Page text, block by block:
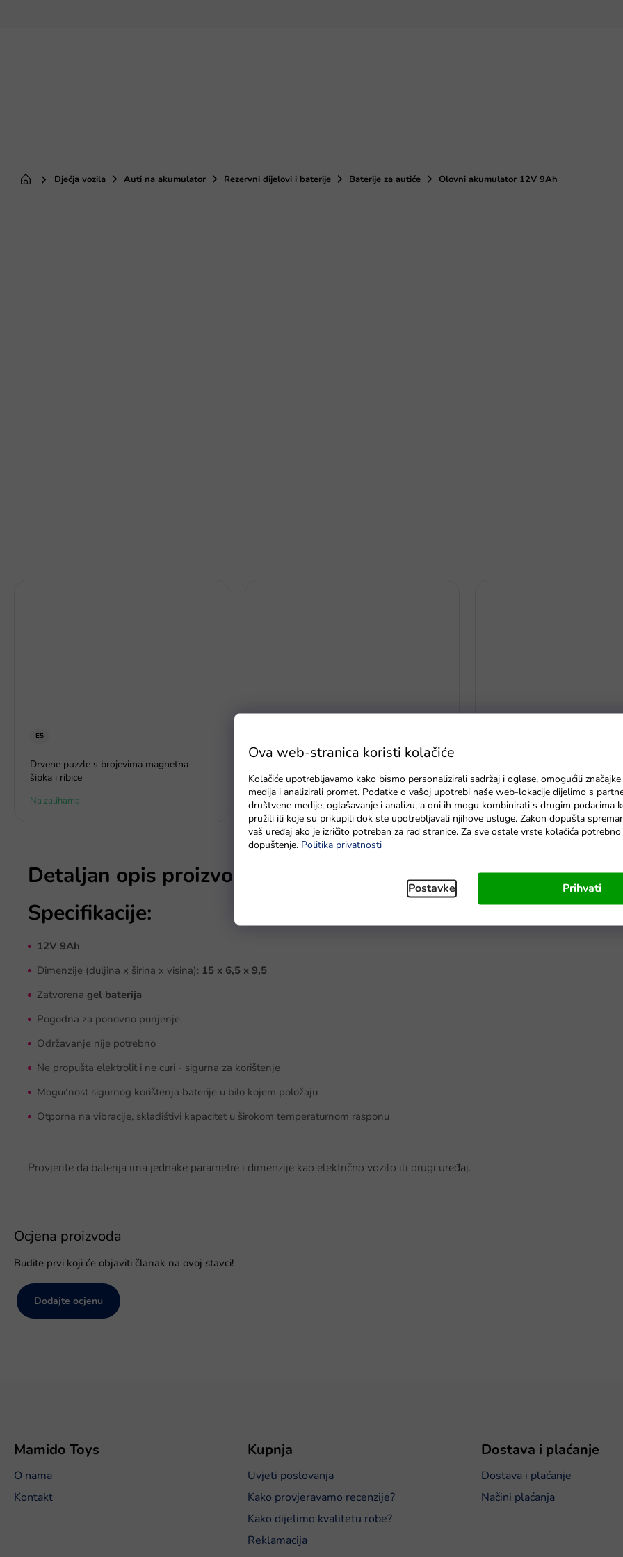
Ova web-stranica koristi kolačiće
Kolačiće upotrebljavamo kako bismo personalizirali sadržaj i oglase, omogućili
medija i analizirali promet. Podatke o vašoj upotrebi naše web-lokacije dijelimo s
društvene medije, oglašavanje i analizu, a oni ih mogu kombinirati s drugim podacima
pružili ili koje su prikupili dok ste upotrebljavali njihove usluge. Zakon dopušta
vaš uređaj ako je izričito potreban za rad stranice. Za sve ostale vrste kolačića
dopuštenje. Politika privatnosti
Postavke Prihvati
PočetnaDječja vozila Auti na akumulator Rezervni dijelovi i baterije Baterije za autiće Olovni akumulator 12V 9Ah
E5
Drvene puzzle s brojevima magnetna
šipka i ribice
Na zalihama
Auto na akumulator BLT-688 bijeli
Na zalihi - dostava do 6 dana Na zalihama
Detaljan opis proizvoda
Specifikacije:
12V 9Ah
Dimenzije (duljina x širina x visina): 15 x 6,5 x 9,5
Zatvorena gel baterija
Pogodna za ponovno punjenje
Održavanje nije potrebno
Ne propušta elektrolit i ne curi - sigurna za korištenje
Mogućnost sigurnog korištenja baterije u bilo kojem položaju
Otporna na vibracije, skladištivi kapacitet u širokom temperaturnom rasponu
Provjerite da baterija ima jednake parametre i dimenzije kao električno vozilo ili drugi uređaj.
Ocjena proizvoda
Budite prvi koji će objaviti članak na ovoj stavci!
Dodajte ocjenu
Mamido Toys
O nama
Kontakt
Kupnja
Uvjeti poslovanja
Kako provjeravamo recenzije?
Kako dijelimo kvalitetu robe?
Reklamacija
Dostava i plaćanje
Dostava i plaćanje
Načini plaćanja